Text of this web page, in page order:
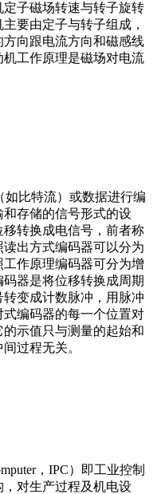
子磁场转速与转子旋转
要由定子与转子组成，
向跟电流方向和磁感线
机工作原理是磁场对电流
如比特流）或数据进行编
存储的信号形式的设
转换成电信号，前者称
出方式编码器可以分为
作原理编码器可分为增
器是将位移转换成周期
变成计数脉冲，用脉冲
编码器的每一个位置对
示值只与测量的起始和
过程无关。
，IPC）即工业控制
对生产过程及机电设